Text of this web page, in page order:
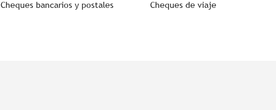
Cheques bancarios y postales Cheques de viaje